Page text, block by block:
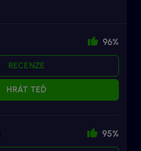
96%
RECENZE
HRÁT TEĎ
95%